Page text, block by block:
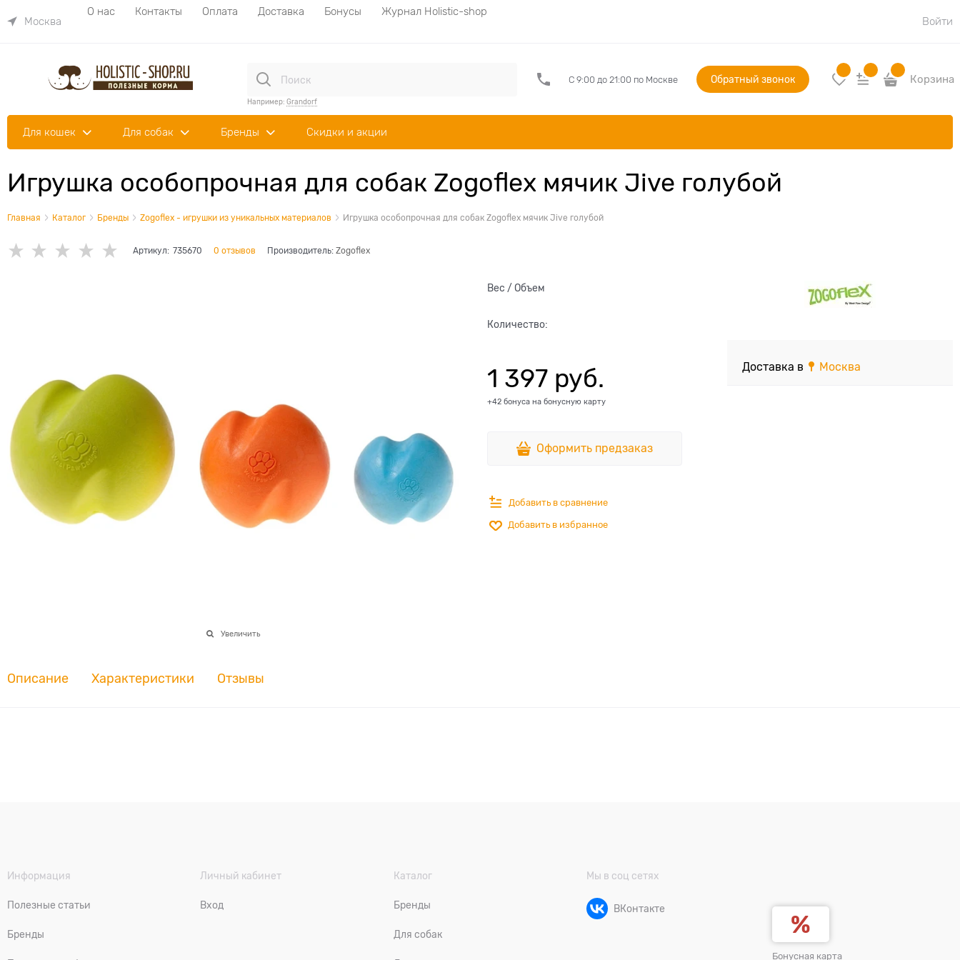
Москва
О нас Контакты Оплата Доставка Бонусы
Журнал Holistic-shop
Войти
Например: Grandorf
С 9:00 до 21:00 по Москве Обратный звонок Корзина
Для кошек Для собак Бренды Скидки и акции
Игрушка особопрочная для собак Zogoflex мячик Jive голубой
Главная Каталог Бренды Zogoflex - игрушки из уникальных материалов Игрушка особопрочная для собак Zogoflex мячик Jive голубой
Артикул: 735670 0 отзывов Производитель: Zogoflex
Увеличить
Вес / Объем
Количество:
1 397 руб.
+42 бонуса на бонусную карту
Оформить предзаказ
Добавить в сравнение
Добавить в избранное
Доставка в Москва
Описание Характеристики Отзывы
Информация
Полезные статьи
Бренды
Личный кабинет
Вход
Каталог
Бренды
Для собак
Мы в соц сетях
ВКонтакте
Бонусная карта